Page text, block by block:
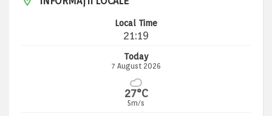
Local Time
21:19
Today
7 August 2026
27°C
5m/s